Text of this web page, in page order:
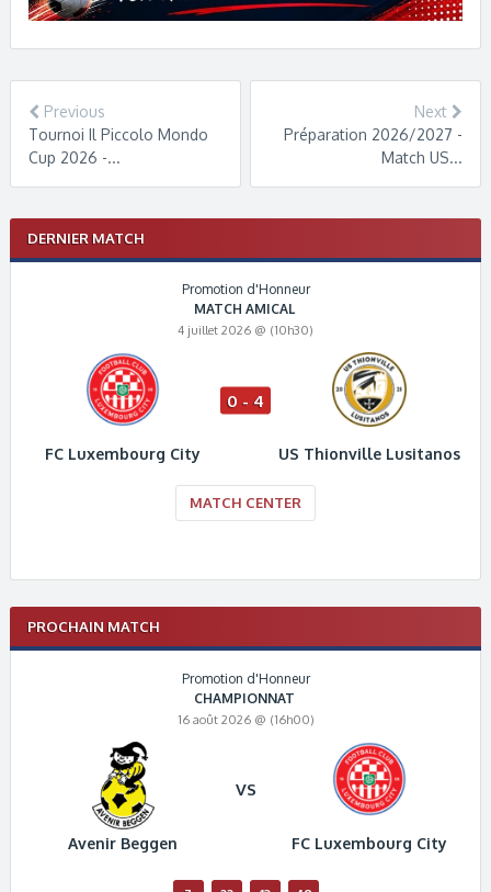
Previous
Tournoi Il Piccolo Mondo
Cup 2026 -...
Next
Préparation 2026/2027 -
Match US...
DERNIER MATCH
Promotion d'Honneur
MATCH AMICAL
4 juillet 2026 @ (10h30)
FC Luxembourg City
0 - 4
US Thionville Lusitanos
MATCH CENTER
PROCHAIN MATCH
Promotion d'Honneur
CHAMPIONNAT
16 août 2026 @ (16h00)
Avenir Beggen
VS
FC Luxembourg City